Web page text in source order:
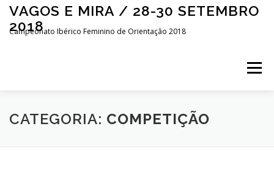
Saltar
para
conteúdo
VAGOS E MIRA / 28-30 SETEMBRO
2018
Campeonato Ibérico Feminino de Orientação 2018
Menu
INÍCIO LIVE CENTER APRESENTAÇÃO
CATEGORIA: COMPETIÇÃO